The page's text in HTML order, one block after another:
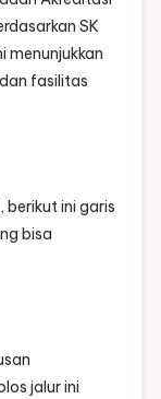
SK
fasilitas
berikut ini garis
bisa
jalur ini